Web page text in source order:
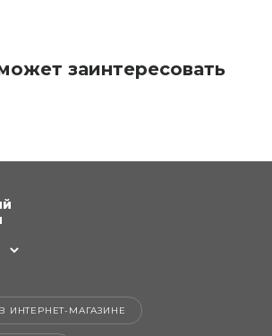
заинтересовать
ИНТЕРНЕТ-МАГАЗИНЕ